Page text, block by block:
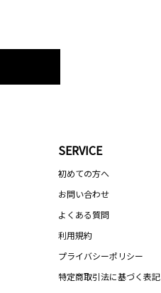
SERVICE
初めての方へ
お問い合わせ
よくある質問
利用規約
プライバシーポリシー
特定商取引法に基づく表記